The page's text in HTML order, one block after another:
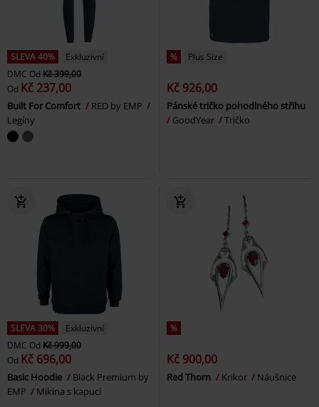
SLEVA 40%
Exkluzivní
DMC Od Kč 399,00
Od Kč 237,00
Built For Comfort
RED by EMP
Legíny
% Plus Size
Kč 926,00
Pánské tričko pohodlného střihu
GoodYear
Tričko
SLEVA 30%
Exkluzivní
DMC Od Kč 999,00
Od Kč 696,00
Basic Hoodie
Black Premium by
EMP
Mikina s kapucí
%
Kč 900,00
Red Thorn Krikor Náušnice